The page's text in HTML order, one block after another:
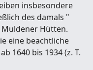
insbesondere
des damals "
Hütten.
eine beachtliche
1640 bis 1934 (z. T.